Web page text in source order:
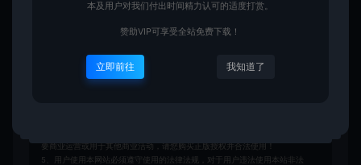
2、如本帖侵犯到任何版权问题，请立即告知本站，本站将及时予与删除并
要商业运营或用于其他商业活动，请您购买正版授权并合法使用！
5、用户使用本网站必须遵守使用的法律法规，对于用户违法使用本站非法
本及用户对我们付出时间精力认可的适度打赏。
赞助VIP可享受全站免费下载！
立即前往 我知道了